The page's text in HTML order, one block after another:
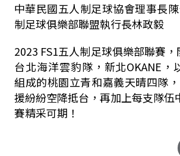
中華民國五人制足球協會理事長
制足球俱樂部聯盟執行長林政毅
2023 FS1五人制足球俱樂部聯賽
台北海洋雲豹隊，新北OKANE，
組成的桃園立青和嘉義天晴四隊
援紛紛空降抵台，再加上每支隊伍
賽精采可期！